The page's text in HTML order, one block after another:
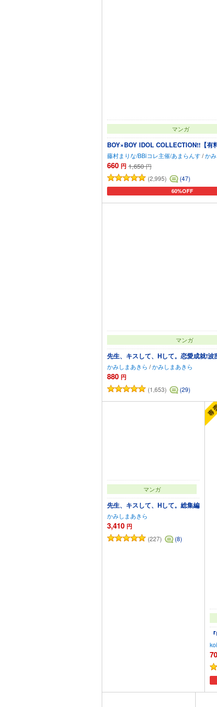
マンガ
BOY×BOY IDOL COLLECTION!!【有
藤村まりな/BBiコレ主催/あまらんす/か
660 円 1,650 円
(2,995)
(47)
60%OFF
カートに追加
マンガ
先生、キスして、Hして。恋愛成就!波
かみしまあきら /かみしまあきら
880 円
(1,653) (29)
カートに追加
マンガ
先生、キスして、Hして。総集編
かみしまあきら
3,410 円
(227) (8)